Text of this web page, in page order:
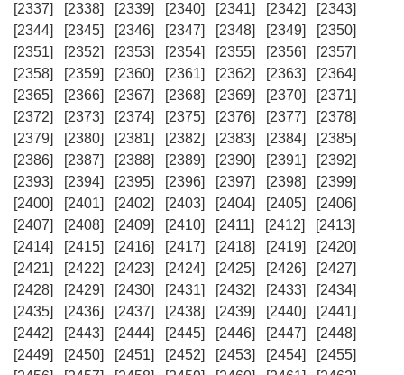
[2337]
[2338] [2339] [2340] [2341] [2342]
[2343]
[2344]
[2345] [2346] [2347] [2348] [2349]
[2350]
[2351]
[2352] [2353] [2354] [2355] [2356]
[2357]
[2358]
[2359] [2360] [2361] [2362] [2363]
[2364]
[2365]
[2366] [2367] [2368] [2369] [2370]
[2371]
[2372]
[2373] [2374] [2375] [2376] [2377]
[2378]
[2379]
[2380] [2381] [2382] [2383] [2384]
[2385]
[2386]
[2387] [2388] [2389] [2390] [2391]
[2392]
[2393]
[2394] [2395] [2396] [2397] [2398]
[2399]
[2400]
[2401] [2402] [2403] [2404] [2405]
[2406]
[2407]
[2408] [2409] [2410] [2411] [2412]
[2413]
[2414]
[2415] [2416] [2417] [2418] [2419]
[2420]
[2421]
[2422] [2423] [2424] [2425] [2426]
[2427]
[2428]
[2429] [2430] [2431] [2432] [2433]
[2434]
[2435]
[2436] [2437] [2438] [2439] [2440]
[2441]
[2442]
[2443] [2444] [2445] [2446] [2447]
[2448]
[2449]
[2450] [2451] [2452] [2453] [2454]
[2455]